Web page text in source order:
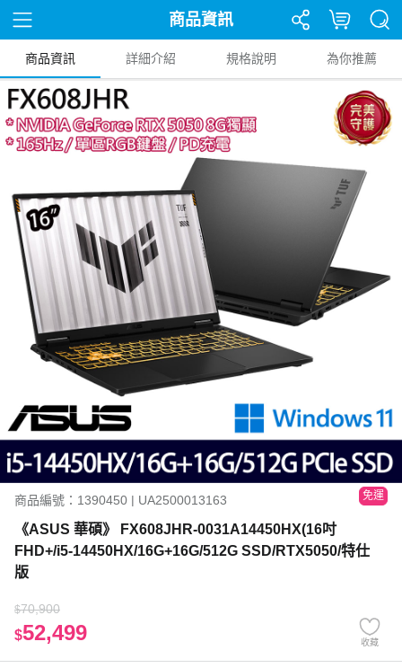
商品資訊
商品資訊 詳細介紹 規格說明 為你推薦
商品編號：1390450 | UA2500013163 免運
《ASUS 華碩》 FX608JHR-0031A14450HX(16吋
FHD+/i5-14450HX/16G+16G/512G SSD/RTX5050/特仕
版
$70,900
$52,499 收藏